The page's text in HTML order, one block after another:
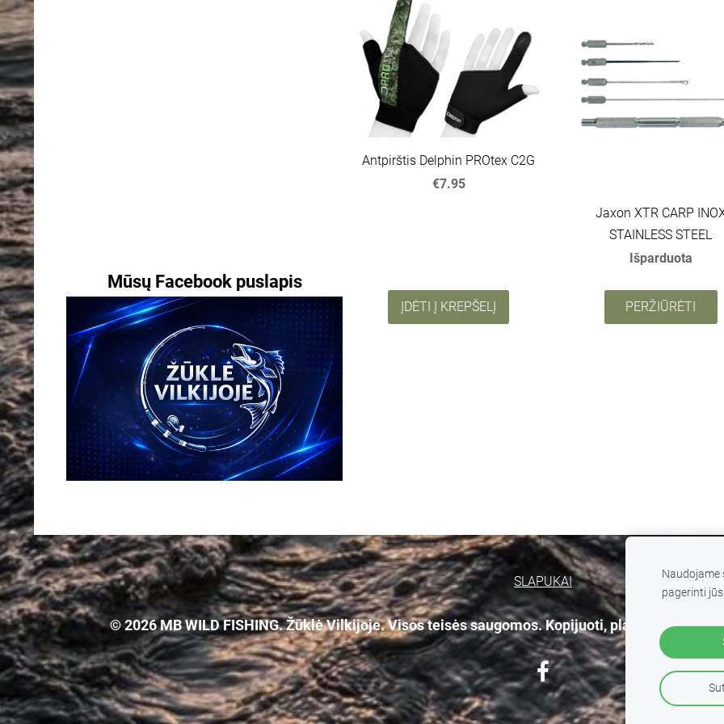
Mūsų Facebook puslapis
Antpirštis Delphin PROtex C2G
€7.95
ĮDĖTI Į KREPŠELĮ
Jaxon XTR CARP
STAINLESS STEEL
Išparduota
PERŽIŪRĖTI
SLAPUKAI
© 2026 MB WILD FISHING. Žūklė Vilkijoje. Visos teisės saugomos. Kopijuoti, platinti
Naudojame
pagerinti